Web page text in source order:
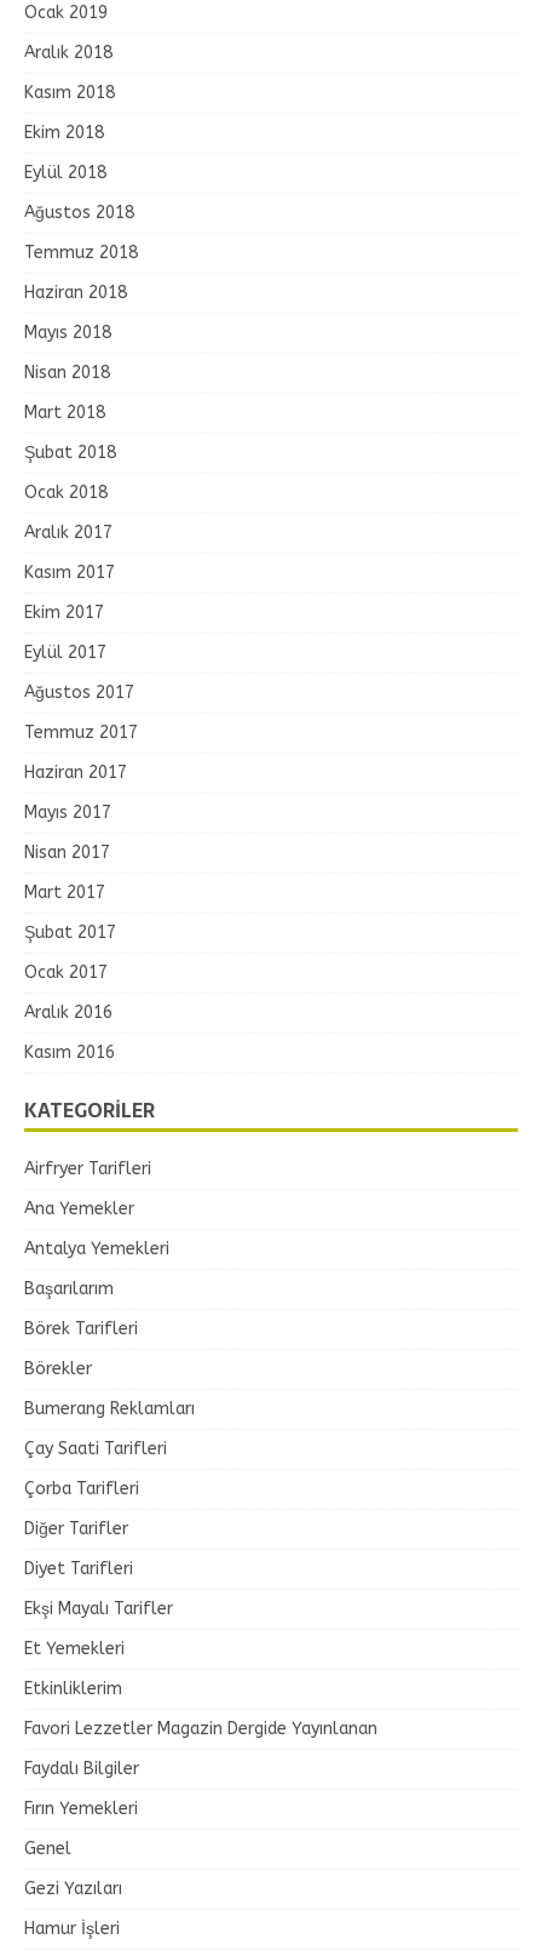
Ocak 2019
Aralık 2018
Kasım 2018
Ekim 2018
Eylül 2018
Ağustos 2018
Temmuz 2018
Haziran 2018
Mayıs 2018
Nisan 2018
Mart 2018
Şubat 2018
Ocak 2018
Aralık 2017
Kasım 2017
Ekim 2017
Eylül 2017
Ağustos 2017
Temmuz 2017
Haziran 2017
Mayıs 2017
Nisan 2017
Mart 2017
Şubat 2017
Ocak 2017
Aralık 2016
Kasım 2016
KATEGORILER
Airfryer Tarifleri
Ana Yemekler
Antalya Yemekleri
Başarılarım
Börek Tarifleri
Börekler
Bumerang Reklamları
Çay Saati Tarifleri
Çorba Tarifleri
Diğer Tarifler
Diyet Tarifleri
Ekşi Mayalı Tarifler
Et Yemekleri
Etkinliklerim
Favori Lezzetler Magazin Dergide Yayınlanan
Faydalı Bilgiler
Fırın Yemekleri
Genel
Gezi Yazıları
Hamur İşleri